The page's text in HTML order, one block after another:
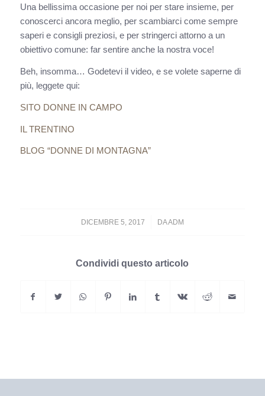
Una bellissima occasione per noi per stare insieme, per
conoscerci ancora meglio, per scambiarci come sempre
saperi e consigli preziosi, e per stringerci attorno a un
obiettivo comune: far sentire anche la nostra voce!
Beh, insomma… Godetevi il video, e se volete saperne di
più, leggete qui:
SITO DONNE IN CAMPO
IL TRENTINO
BLOG “DONNE DI MONTAGNA”
DICEMBRE 5, 2017
/ DAADM
Condividi questo articolo